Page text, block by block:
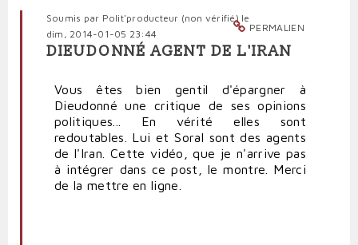
PERMALIEN
Soumis par Polit'producteur (non vérifié)le
dim, 2014-01-05 23:44
DIEUDONNÉ AGENT DE L'IRAN
Vous êtes bien gentil d'épargner à
Dieudonné une critique de ses opinions
politiques... En vérité elles sont
redoutables. Lui et Soral sont des agents
de l'Iran. Cette vidéo, que je n'arrive pas
à intégrer dans ce post, le montre. Merci
de la mettre en ligne.